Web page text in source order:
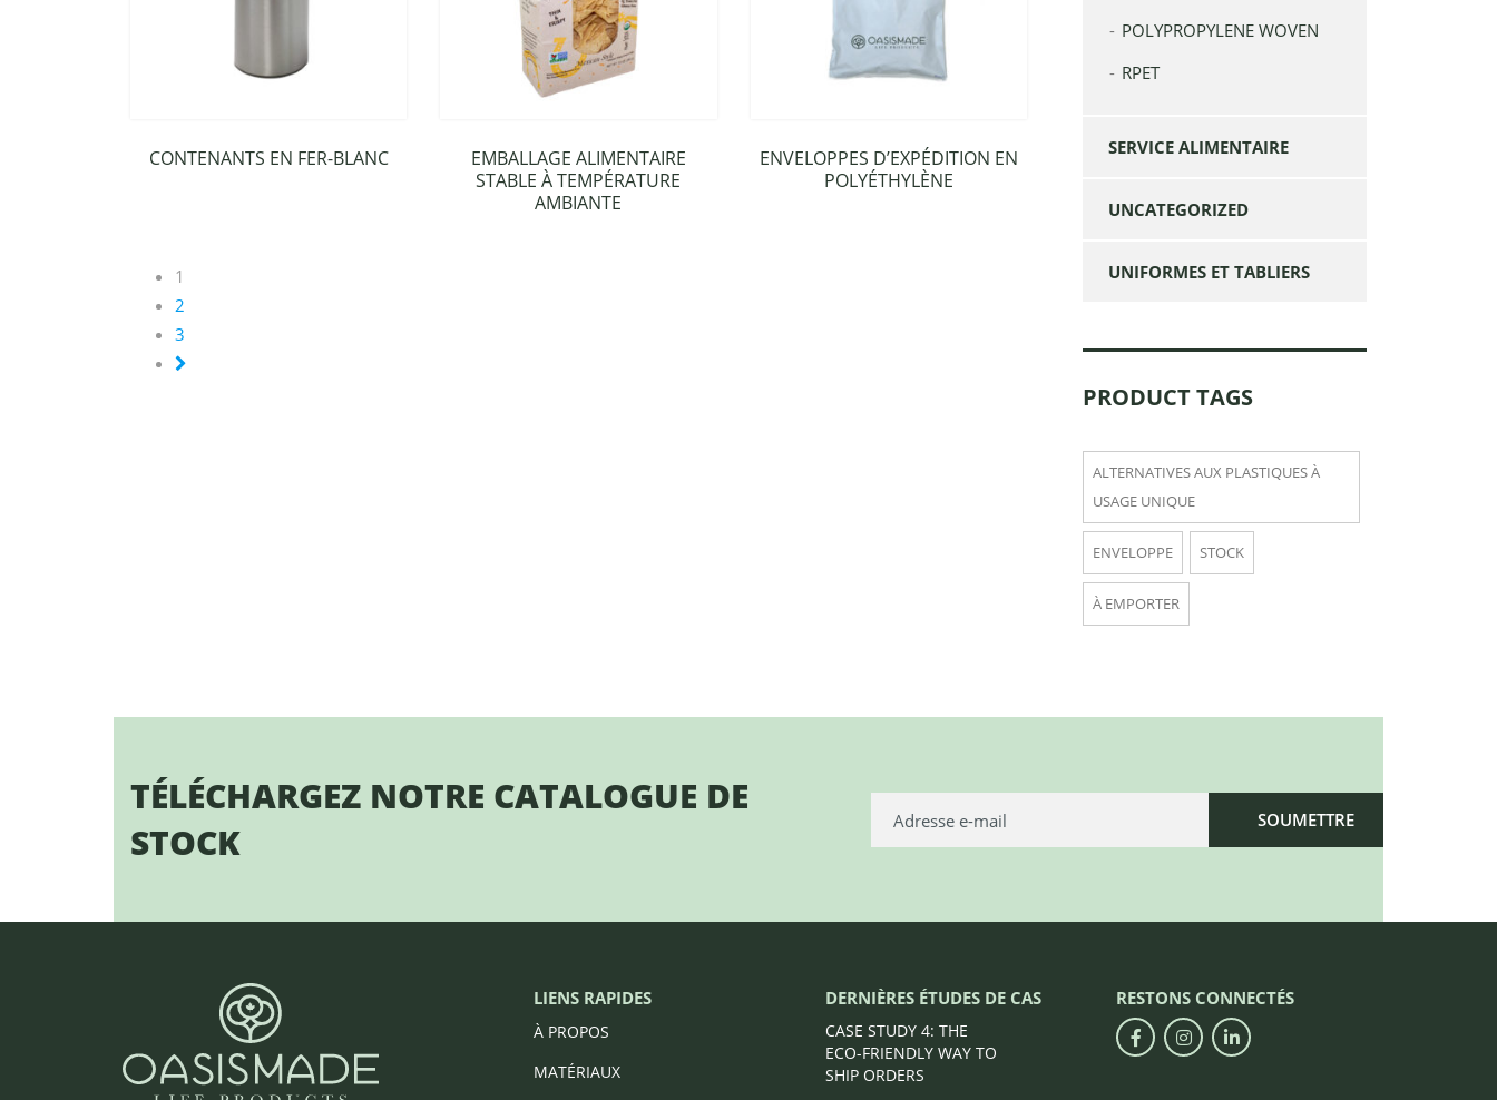
CONTENANTS EN FER-BLANC
EMBALLAGE ALIMENTAIRE
STABLE À TEMPÉRATURE
AMBIANTE
ENVELOPPES D’EXPÉDITION EN
POLYÉTHYLÈNE
1
2
3
POLYPROPYLENE WOVEN
RPET
SERVICE ALIMENTAIRE
UNCATEGORIZED
UNIFORMES ET TABLIERS
PRODUCT TAGS
ALTERNATIVES AUX PLASTIQUES À
USAGE UNIQUE
ENVELOPPE STOCK
À EMPORTER
TÉLÉCHARGEZ NOTRE CATALOGUE DE
STOCK
LIENS RAPIDES
À PROPOS
MATÉRIAUX
DERNIÈRES ÉTUDES DE CAS
CASE STUDY 4: THE
ECO-FRIENDLY WAY TO
SHIP ORDERS
RESTONS CONNECTÉS